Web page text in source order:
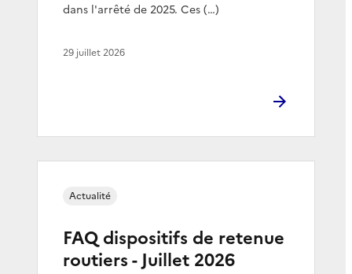
dans l'arrêté de 2025. Ces (…)
29 juillet 2026
FAQ dispositifs de retenue
routiers - Juillet 2026
Actualité